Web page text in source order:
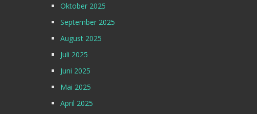
Oktober 2025
September 2025
August 2025
Juli 2025
Juni 2025
Mai 2025
April 2025